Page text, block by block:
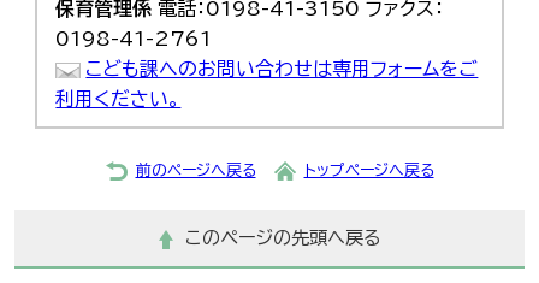
保育管理係 電話：0198-41-3150 ファクス：
0198-41-2761
こども課へのお問い合わせは専用フォームをご
利用ください。
前のページへ戻る トップページへ戻る
このページの先頭へ戻る